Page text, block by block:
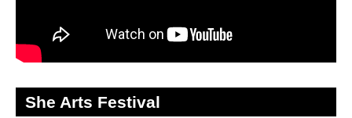
She Arts Festival